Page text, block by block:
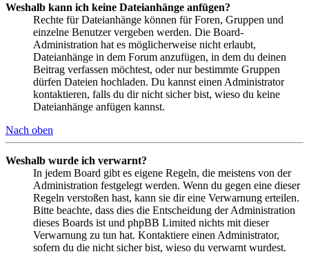
Weshalb kann ich keine Dateianhänge anfügen?
Rechte für Dateianhänge können für Foren, Gruppen und
einzelne Benutzer vergeben werden. Die Board-
Administration hat es möglicherweise nicht erlaubt,
Dateianhänge in dem Forum anzufügen, in dem du deinen
Beitrag verfassen möchtest, oder nur bestimmte Gruppen
dürfen Dateien hochladen. Du kannst einen Administrator
kontaktieren, falls du dir nicht sicher bist, wieso du keine
Dateianhänge anfügen kannst.
Nach oben
Weshalb wurde ich verwarnt?
In jedem Board gibt es eigene Regeln, die meistens von der
Administration festgelegt werden. Wenn du gegen eine dieser
Regeln verstoßen hast, kann sie dir eine Verwarnung erteilen.
Bitte beachte, dass dies die Entscheidung der Administration
dieses Boards ist und phpBB Limited nichts mit dieser
Verwarnung zu tun hat. Kontaktiere einen Administrator,
sofern du die nicht sicher bist, wieso du verwarnt wurdest.